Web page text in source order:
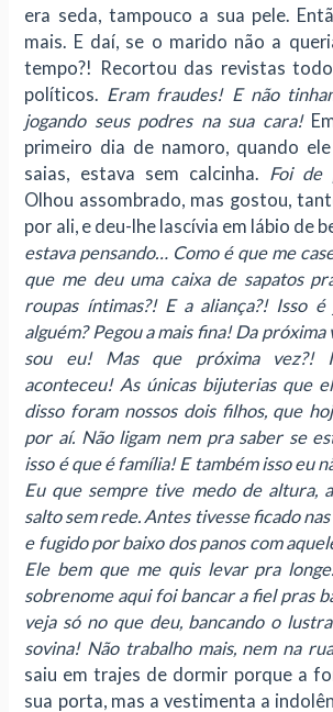
era seda, tampouco a sua pele.
mais. E daí, se o marido não a
tempo?! Recortou das revistas
políticos.
Eram fraudes! E não
jogando seus podres na sua cara!
primeiro dia de namoro, quando
saias, estava sem calcinha.
Foi de
Olhou assombrado, mas gostou,
por ali, e deu-lhe lascívia em lábio de
estava pensando… Como é que me
que me deu uma caixa de sapatos
roupas íntimas?! E a aliança?! Isso
alguém? Pegou a mais fina! Da
sou eu! Mas que próxima vez?!
aconteceu! As únicas bijuterias que
disso foram nossos dois filhos, que
por aí. Não ligam nem pra saber se
isso é que é família! E também isso eu
Eu que sempre tive medo de altura,
salto sem rede. Antes tivesse ficado
e fugido por baixo dos panos com
Ele bem que me quis levar pra
sobrenome aqui foi bancar a fiel pras
veja só no que deu, bancando o
sovina! Não trabalho mais, nem na
saiu em trajes de dormir porque a
sua porta, mas a vestimenta a